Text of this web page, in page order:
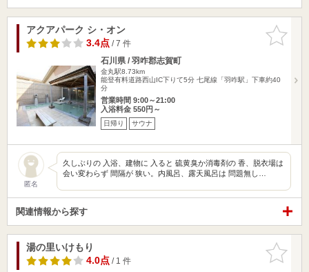
お気に入
りに追加
アクアパーク シ・オン
3.4点/ 7 件
石川県 / 羽咋郡志賀町
金丸駅8.73km
能登有料道路西山IC下りて5分 七尾線「羽咋駅」下車約40
分
営業時間 9:00～21:00
入浴料金 550円～
日帰り サウナ
匿名
久しぶりの 入浴、建物に 入ると 硫黄臭か消毒剤の 香、脱衣場は
会い変わらず 間隔が 狭い。内風呂、露天風呂は 問題無し…
関連情報から探す
お気に入
りに追加
湯の里いけもり
4.0点/ 1 件